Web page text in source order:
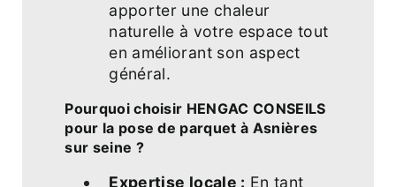
apporter une chaleur
naturelle à votre espace tout
en améliorant son aspect
général.
Pourquoi choisir HENGAC CONSEILS
pour la pose de parquet à Asnières
sur seine ?
Expertise locale : En tant